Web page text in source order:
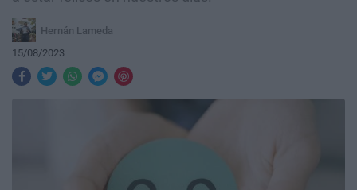
Hernán Lameda
15/08/2023